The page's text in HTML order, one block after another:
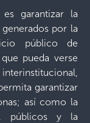
garantizar la
por la
público de
pueda verse
garantizar
así como la
públicos y la